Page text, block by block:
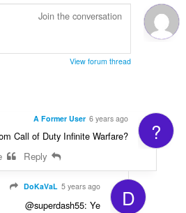
View forum thread
?
A Former User 6 years ago
Call of Duty Infinite Warfare?
D
DoKaVaL 5 years ago
@superdash55: Ye